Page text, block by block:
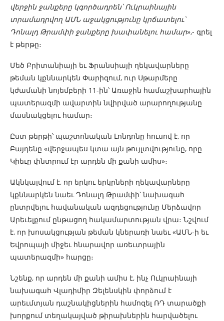
վերջին ջանքերը կգործադրեն՝ Ուկրաինային
տրամադրվող ԱՄՆ աջակցությունը կրճատելու՝
Դոնալդ Թրամփի ջանքերը խափանելու համար»,- գրել
է թերթը։
Մեծ Բրիտանիայի եւ Ֆրանսիայի ղեկավարները
թեման կքննարկեն Փարիզում, ուր Սթարմերը
կժամանի նոյեմբերի 11-ին՝ Առաջին համաշխարհային
պատերազմի ավարտին նվիրված արարողությանը
մասնակցելու համար։
Ըստ թերթի՝ պաշտոնական Լոնդոնը հուսով է, որ
Բայդենը «վերջապես կտա այն թույլտվությունը, որը
Կիեւը փնտրում էր արդեն մի քանի ամիս»։
Ակնկալվում է, որ երկու երկրների ղեկավարները
կքննարկեն նաեւ Դոնալդ Թրամփի՝ նախագահ
ընտրվելու հավանական ազդեցությունը Մերձավոր
Արեւելքում ընթացող հակամարտության վրա։ Նշվում
է, որ խոսակցության թեման կներառի նաեւ «ԱՄՆ-ի եւ
Եվրոպայի միջեւ հնարավոր առեւտրային
պատերազմի» հարցը։
Նշենք, որ արդեն մի քանի ամիս է, ինչ Ուկրաինայի
նախագահ Վլադիմիր Զելենսկին փորձում է
արեւմտյան դաշնակիցներին համոզել ՌԴ տարածքի
խորքում տեղակայված թիրախներին հարվածելու